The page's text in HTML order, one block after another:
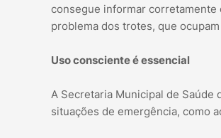
consegue informar corretamente
problema dos trotes, que
Uso consciente é essencial
A Secretaria Municipal de Saúde
situações de emergência, como